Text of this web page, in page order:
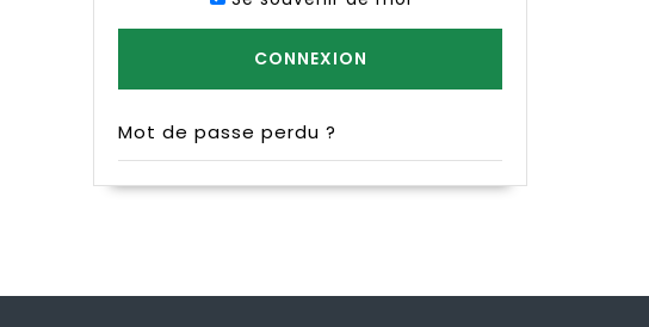
Mot de passe perdu ?